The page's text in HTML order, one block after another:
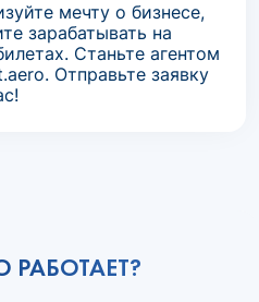
мечту о бизнесе,
зарабатывать на
Станьте агентом
Отправьте заявку
РАБОТАЕТ?